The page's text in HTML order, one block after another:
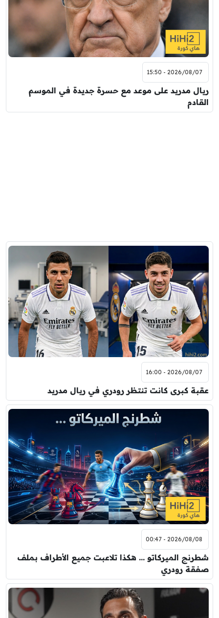
2026/08/07 - 15:50
ريال مدريد على موعد مع حسرة جديدة في الموسم
القادم
2026/08/07 - 16:00
عقبة كبرى كانت تنتظر رودري في ريال مدريد
2026/08/08 - 00:47
شطرنج الميركاتو … هكذا تلاعبت جميع الأطراف بملف
صفقة رودري